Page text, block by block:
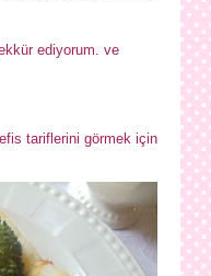
ediyorum. ve
tariflerini görmek için